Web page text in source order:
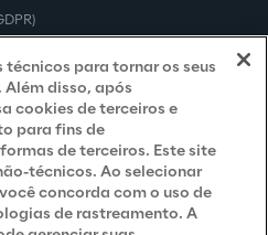
LGPD)
GDPR)
para tornar os seus
Além disso, após
cookies de terceiros e
para fins de
de terceiros. Este site
técnicos. Ao selecionar
concorda com o uso de
de rastreamento. A